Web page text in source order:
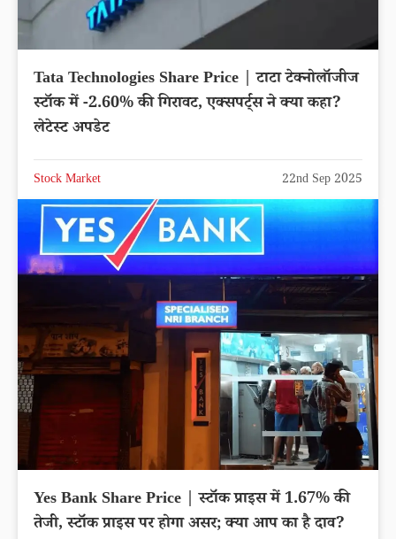
Tata Technologies Share Price | टाटा टेक्नोलॉजीज
स्टॉक में -2.60% की गिरावट, एक्सपर्ट्स ने क्या कहा?
लेटेस्ट अपडेट
Stock Market 22nd Sep 2025
Yes Bank Share Price | स्टॉक प्राइस में 1.67% की
तेजी, स्टॉक प्राइस पर होगा असर; क्या आप का है दाव?